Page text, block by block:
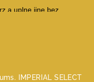
IMPERIAL SELECT